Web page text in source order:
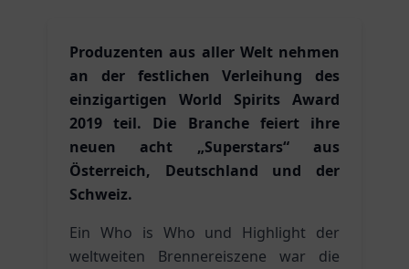
Produzenten aus aller Welt nehmen
an der festlichen Verleihung des
einzigartigen World Spirits Award
2019 teil. Die Branche feiert ihre
neuen acht „Superstars“ aus
Österreich, Deutschland und der
Schweiz.
Ein Who is Who und Highlight der
weltweiten Brennereiszene war die